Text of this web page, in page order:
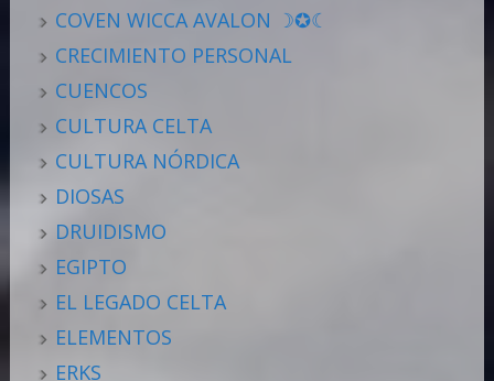
COVEN WICCA AVALON ☽✪☾
CRECIMIENTO PERSONAL
CUENCOS
CULTURA CELTA
CULTURA NÓRDICA
DIOSAS
DRUIDISMO
EGIPTO
EL LEGADO CELTA
ELEMENTOS
ERKS